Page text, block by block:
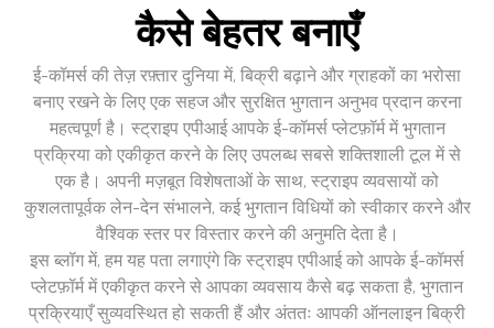
कैसे बेहतर बनाएँ
ई-कॉमर्स की तेज़ रफ़्तार दुनिया में, बिक्री बढ़ाने और ग्राहकों का भरोसा
बनाए रखने के लिए एक सहज और सुरक्षित भुगतान अनुभव प्रदान करना
महत्वपूर्ण है। स्ट्राइप एपीआई आपके ई-कॉमर्स प्लेटफ़ॉर्म में भुगतान
प्रक्रिया को एकीकृत करने के लिए उपलब्ध सबसे शक्तिशाली टूल में से
एक है। अपनी मज़बूत विशेषताओं के साथ, स्ट्राइप व्यवसायों को
कुशलतापूर्वक लेन-देन संभालने, कई भुगतान विधियों को स्वीकार करने और
वैश्विक स्तर पर विस्तार करने की अनुमति देता है।
इस ब्लॉग में, हम यह पता लगाएंगे कि स्ट्राइप एपीआई को आपके ई-कॉमर्स
प्लेटफ़ॉर्म में एकीकृत करने से आपका व्यवसाय कैसे बढ़ सकता है, भुगतान
प्रक्रियाएँ सुव्यवस्थित हो सकती हैं और अंततः आपकी ऑनलाइन बिक्री